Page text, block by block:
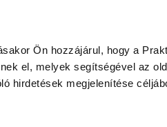
Ön hozzájárul, hogy a
el, melyek segítségével az
hirdetések megjelenítése